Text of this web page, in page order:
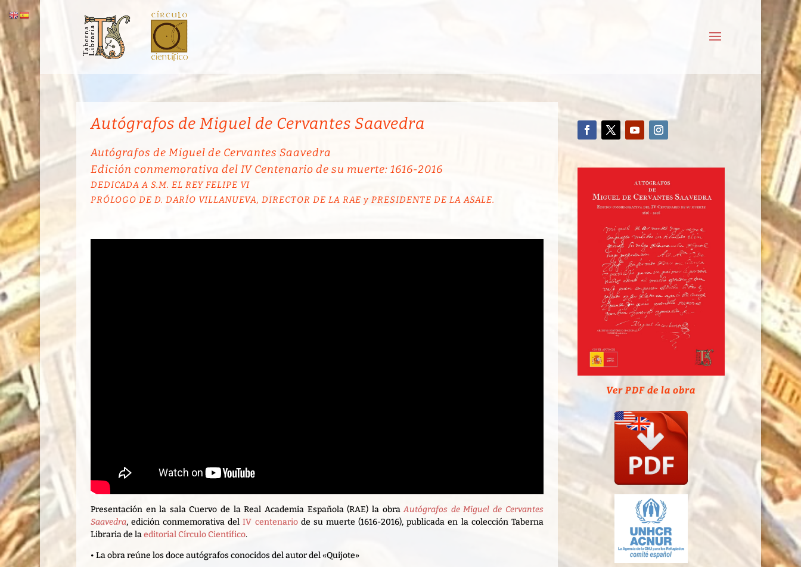
Autógrafos de Miguel de Cervantes Saavedra
Autógrafos de Miguel de Cervantes Saavedra
Edición conmemorativa del IV Centenario de su muerte: 1616-2016
DEDICADA A S.M. EL REY FELIPE VI
PRÓLOGO DE D. DARÍO VILLANUEVA, DIRECTOR DE LA RAE y PRESIDENTE DE LA ASALE.
Presentación en la sala Cuervo de la Real Academia Española (RAE) la obraAutógrafos de Miguel de Cervantes
Saavedra, edición conmemorativa delIV centenariode su muerte (1616-2016), publicada en la colección Taberna
Libraria de laeditorial Círculo Científico.
• La obra reúne los doce autógrafos conocidos del autor del «Quijote»
Ver PDF de la obra